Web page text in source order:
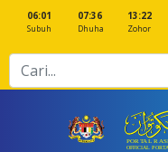
06:01
Subuh
07:36
Dhuha
13:22
Zohor
Cari